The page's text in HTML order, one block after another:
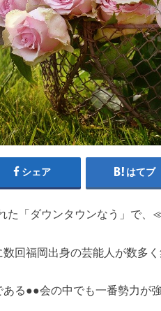
シェア はてブ
た「ダウンタウンなう」で
数回福岡出身の芸能人が数多
る●●会の中でも一番勢力が